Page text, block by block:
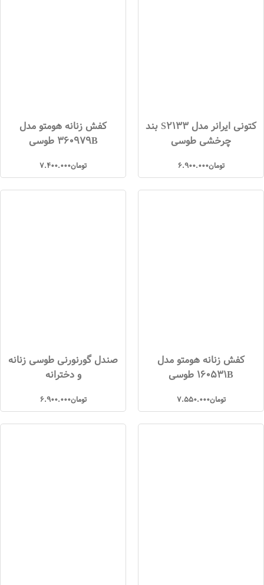
کتونی ایرانر مدل S2133 بند
چرخشی طوسی
تومان6.900.000
کفش زنانه هومتو مدل
360979B طوسی
تومان7.400.000
کفش زنانه هومتو مدل
160531B طوسی
تومان7.550.000
صندل گورنورنی طوسی زنانه
و دخترانه
تومان6.900.000